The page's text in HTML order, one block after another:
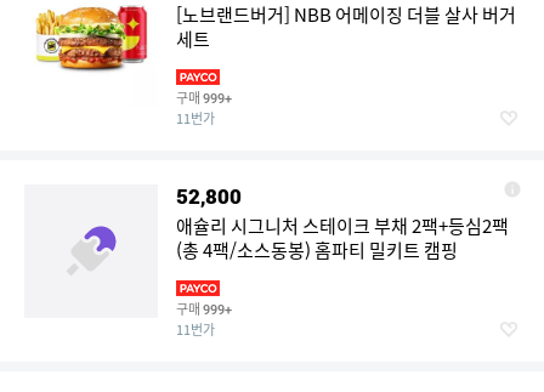
[노브랜드버거] NBB 어메이징 더블 살사 버거
세트
구매 999+
11번가
52,800
애슐리 시그니처 스테이크 부채 2팩+등심2팩
(총 4팩/소스동봉) 홈파티 밀키트 캠핑
구매 999+
11번가